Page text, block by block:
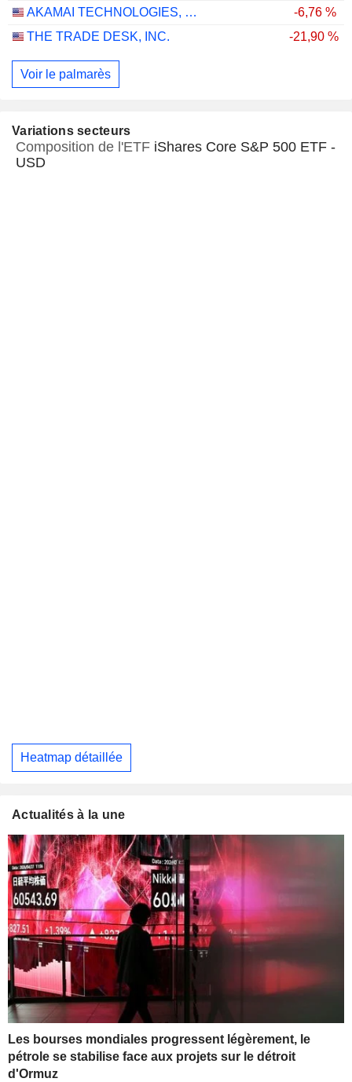
AKAMAI TECHNOLOGIES, INC.
-6,76 %
THE TRADE DESK, INC.
-21,90 %
Voir le palmarès
Variations secteurs
Composition de l'ETF iShares Core S&P 500 ETF -
USD
Heatmap détaillée
Actualités à la une
Les bourses mondiales progressent légèrement, le
pétrole se stabilise face aux projets sur le détroit
d'Ormuz